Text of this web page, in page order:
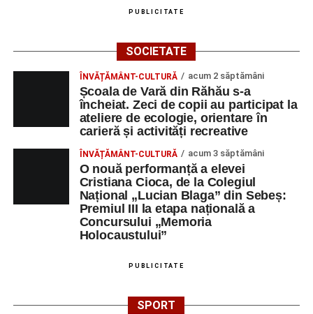
PUBLICITATE
SOCIETATE
ÎNVĂȚĂMÂNT-CULTURĂ acum 2 săptămâni
Școala de Vară din Răhău s-a
încheiat. Zeci de copii au participat la
ateliere de ecologie, orientare în
carieră și activități recreative
ÎNVĂȚĂMÂNT-CULTURĂ acum 3 săptămâni
O nouă performanță a elevei
Cristiana Cioca, de la Colegiul
Național „Lucian Blaga” din Sebeș:
Premiul III la etapa națională a
Concursului „Memoria
Holocaustului”
PUBLICITATE
SPORT